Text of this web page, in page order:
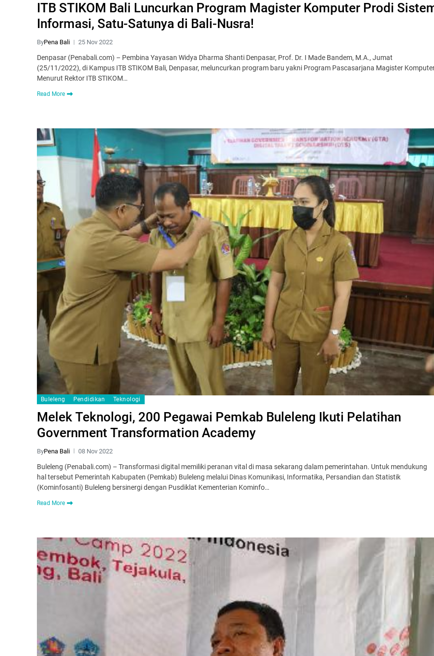
ITB STIKOM Bali Luncurkan Program Magister Komputer Prodi
Informasi, Satu-Satunya di Bali-Nusra!
ByPena Bali 25 Nov 2022
Denpasar (Penabali.com) – Pembina Yayasan Widya Dharma Shanti Denpasar, Prof. Dr. I Made Bandem, M.A., Jumat
(25/11/2022), di Kampus ITB STIKOM Bali, Denpasar, meluncurkan program baru yakni Program Pascasarjana Magister
Menurut Rektor ITB STIKOM…
Read More
Buleleng Pendidikan Teknologi
Melek Teknologi, 200 Pegawai Pemkab Buleleng Ikuti Pelatihan
Government Transformation Academy
ByPena Bali 08 Nov 2022
Buleleng (Penabali.com) – Transformasi digital memiliki peranan vital di masa sekarang dalam pemerintahan. Untuk mendukung
hal tersebut Pemerintah Kabupaten (Pemkab) Buleleng melalui Dinas Komunikasi, Informatika, Persandian dan Statistik
(Kominfosanti) Buleleng bersinergi dengan Pusdiklat Kementerian Kominfo…
Read More